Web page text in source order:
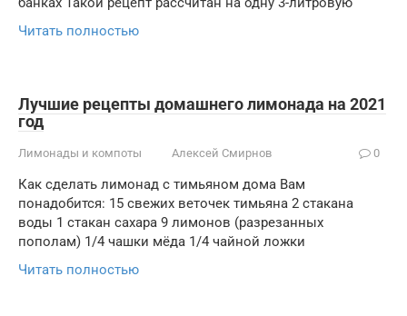
Читать полностью
Лучшие рецепты домашнего лимонада на 2021
год
Лимонады и компоты Алексей Смирнов 0
Как сделать лимонад с тимьяном дома Вам
понадобится: 15 свежих веточек тимьяна 2 стакана
воды 1 стакан сахара 9 лимонов (разрезанных
пополам) 1/4 чашки мёда 1/4 чайной ложки
Читать полностью